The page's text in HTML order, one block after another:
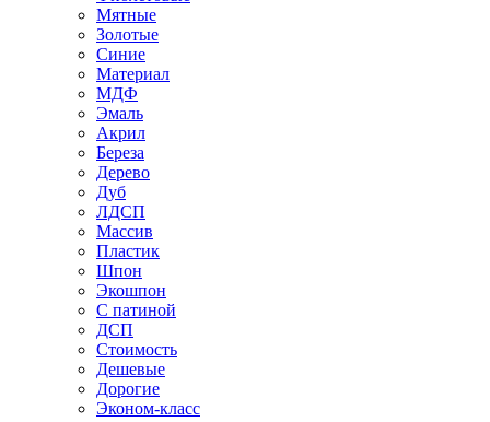
Мятные
Золотые
Синие
Материал
МДФ
Эмаль
Акрил
Береза
Дерево
Дуб
ЛДСП
Массив
Пластик
Шпон
Экошпон
С патиной
ДСП
Стоимость
Дешевые
Дорогие
Эконом-класс